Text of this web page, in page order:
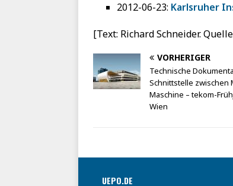
2012-06-23: Karlsruher
[Text: Richard Schneider.
VORHERIGER
Technische
Schnittstelle zwischen
Maschine – tekom-
Wien
UEPO.DE